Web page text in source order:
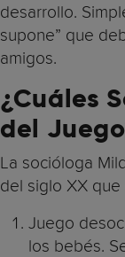
desarrollo.
supone” que
amigos.
¿Cuáles
del
La socióloga
del siglo XX
Juego
los bebés.